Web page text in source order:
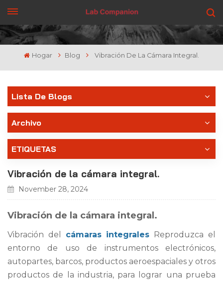
CONSIGUE UNA COTIZACIÓN
Hogar Blog Vibración De La Cámara Integral.
Lista De Blogs
Archivo
ETIQUETAS
Vibración de la cámara integral.
November 28, 2024
Vibración de la cámara integral.
Vibración del cámaras integrales Reproduzca el
entorno de uso de instrumentos electrónicos,
autopartes, barcos, productos aeroespaciales y otros
productos de la industria, para lograr una prueba